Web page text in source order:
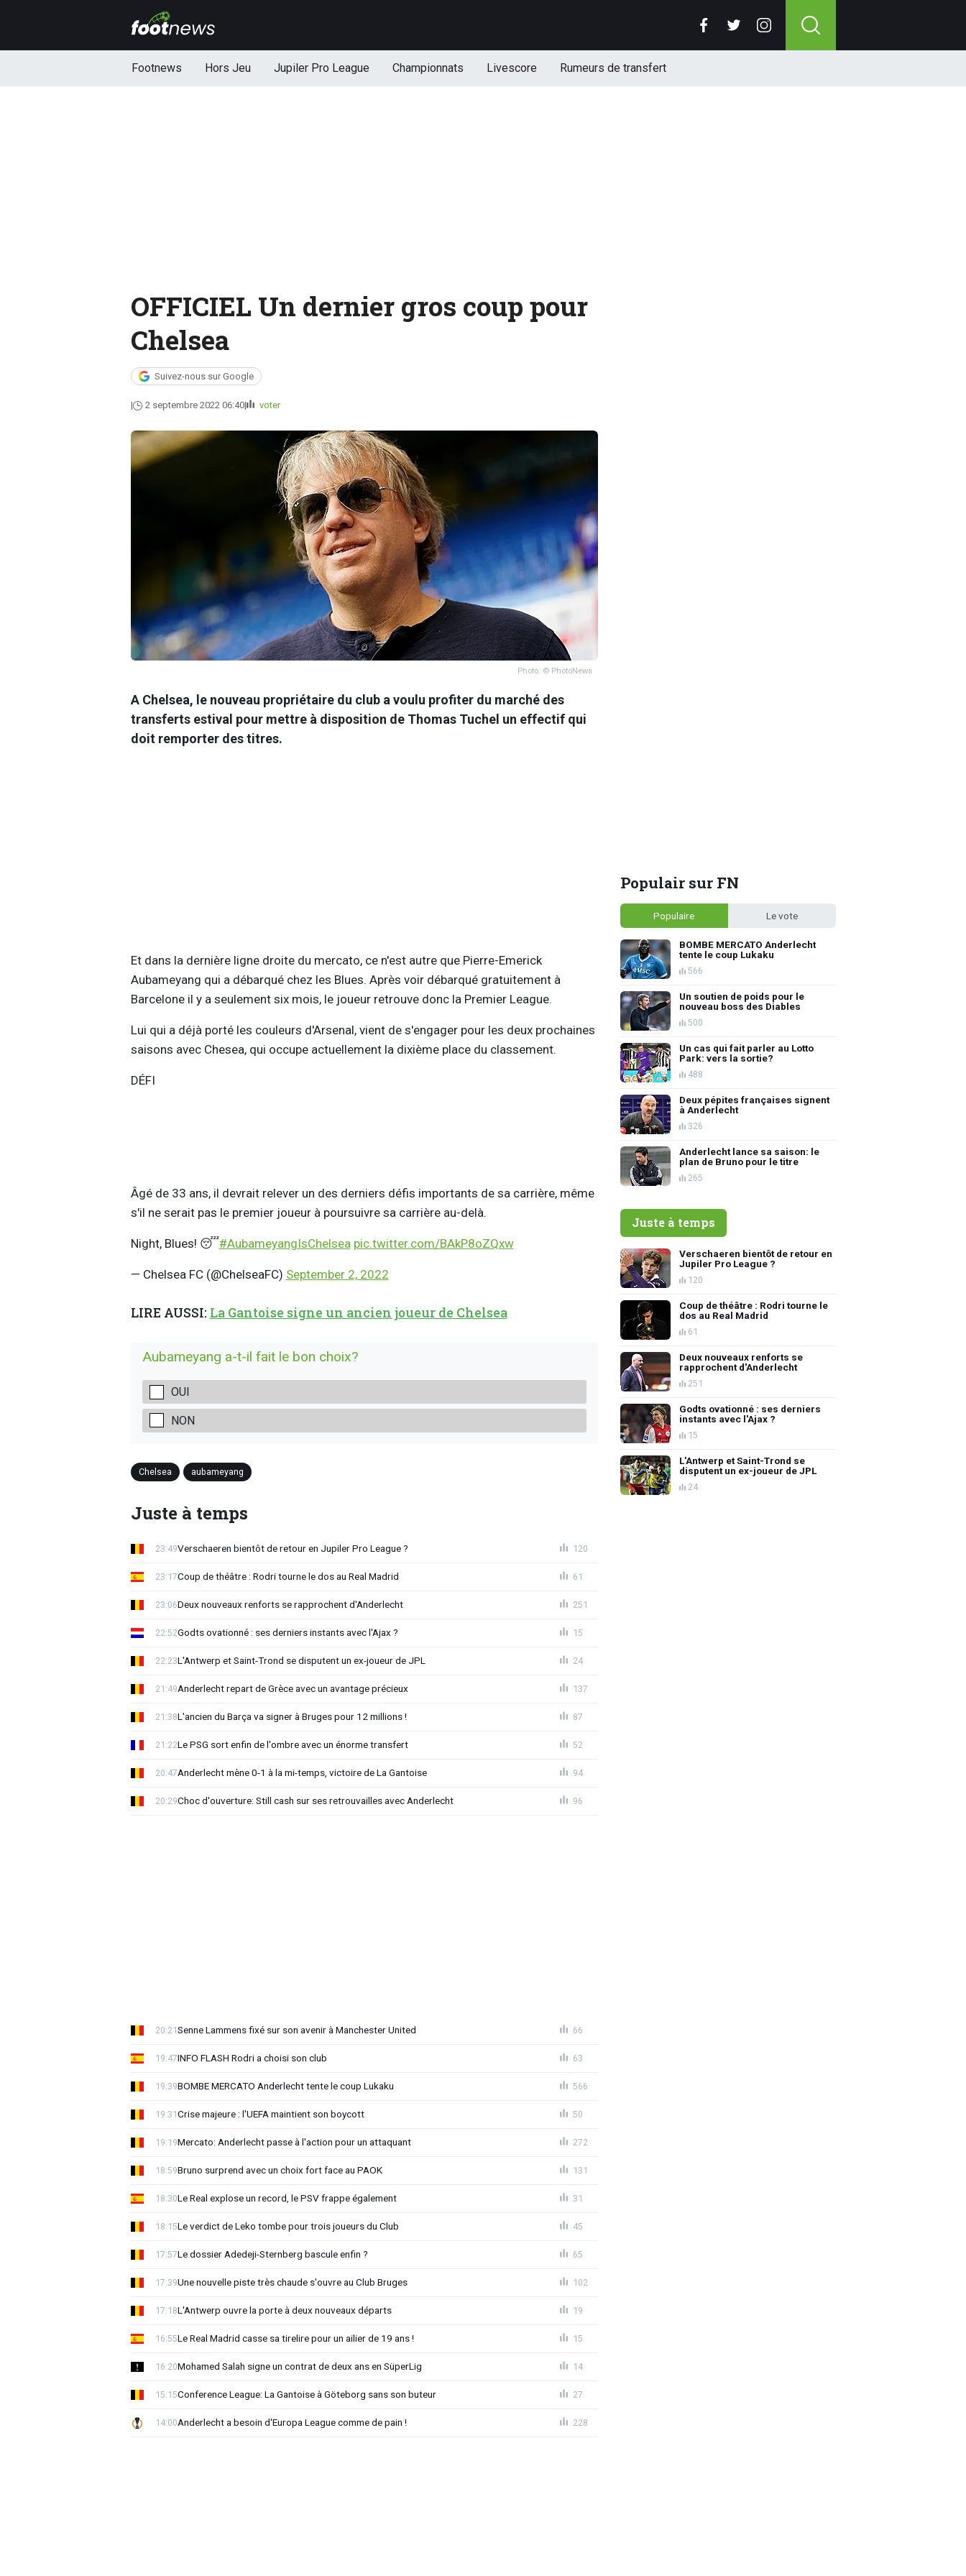
Footnews Hors Jeu Jupiler Pro League Championnats Livescore Rumeurs de transfert
OFFICIEL Un dernier gros coup pour
Chelsea
Suivez-nous sur Google
2 septembre 2022 06:40 voter
Photo: © PhotoNews
A Chelsea, le nouveau propriétaire du club a voulu profiter du marché des
transferts estival pour mettre à disposition de Thomas Tuchel un effectif qui
doit remporter des titres.
Et dans la dernière ligne droite du mercato, ce n'est autre que Pierre-Emerick
Aubameyang qui a débarqué chez les Blues. Après voir débarqué gratuitement à
Barcelone il y a seulement six mois, le joueur retrouve donc la Premier League.
Lui qui a déjà porté les couleurs d'Arsenal, vient de s'engager pour les deux prochaines
saisons avec Chesea, qui occupe actuellement la dixième place du classement.
DÉFI
Âgé de 33 ans, il devrait relever un des derniers défis importants de sa carrière, même
s'il ne serait pas le premier joueur à poursuivre sa carrière au-delà.
Night, Blues! 😴#AubameyangIsChelsea pic.twitter.com/BAkP8oZQxw
— Chelsea FC (@ChelseaFC) September 2, 2022
LIRE AUSSI: La Gantoise signe un ancien joueur de Chelsea
Aubameyang a-t-il fait le bon choix?
OUI
NON
Chelsea aubameyang
Juste à temps
Verschaeren bientôt de retour en Jupiler Pro League ?
23:49 120
Coup de théâtre : Rodri tourne le dos au Real Madrid
23:17 61
Deux nouveaux renforts se rapprochent d'Anderlecht
23:06 251
Godts ovationné : ses derniers instants avec l'Ajax ?
22:52 15
L'Antwerp et Saint-Trond se disputent un ex-joueur de JPL
22:23 24
Anderlecht repart de Grèce avec un avantage précieux
21:49 137
L'ancien du Barça va signer à Bruges pour 12 millions !
21:38 87
Le PSG sort enfin de l'ombre avec un énorme transfert
21:22 52
Anderlecht mène 0-1 à la mi-temps, victoire de La Gantoise
20:47 94
Choc d'ouverture: Still cash sur ses retrouvailles avec Anderlecht
20:29 96
Senne Lammens fixé sur son avenir à Manchester United
20:21 66
INFO FLASH Rodri a choisi son club
19:47 63
BOMBE MERCATO Anderlecht tente le coup Lukaku
19:39 566
Crise majeure : l'UEFA maintient son boycott
19:31 50
Mercato: Anderlecht passe à l'action pour un attaquant
19:19 272
Bruno surprend avec un choix fort face au PAOK
18:59 131
Le Real explose un record, le PSV frappe également
18:30 31
Le verdict de Leko tombe pour trois joueurs du Club
18:15 45
Le dossier Adedeji-Sternberg bascule enfin ?
17:57 65
Une nouvelle piste très chaude s'ouvre au Club Bruges
17:39 102
L'Antwerp ouvre la porte à deux nouveaux départs
17:18 19
Le Real Madrid casse sa tirelire pour un ailier de 19 ans !
16:55 15
Mohamed Salah signe un contrat de deux ans en SüperLig
16:20 14
Conference League: La Gantoise à Göteborg sans son buteur
15:15 27
Anderlecht a besoin d'Europa League comme de pain !
14:00 228
Populair sur FN
Populaire Le vote
BOMBE MERCATO Anderlecht
tente le coup Lukaku
566
Un soutien de poids pour le
nouveau boss des Diables
500
Un cas qui fait parler au Lotto
Park: vers la sortie?
488
Deux pépites françaises signent
à Anderlecht
326
Anderlecht lance sa saison: le
plan de Bruno pour le titre
265
Juste à temps
Verschaeren bientôt de retour en
Jupiler Pro League ?
120
Coup de théâtre : Rodri tourne le
dos au Real Madrid
61
Deux nouveaux renforts se
rapprochent d'Anderlecht
251
Godts ovationné : ses derniers
instants avec l'Ajax ?
15
L'Antwerp et Saint-Trond se
disputent un ex-joueur de JPL
24